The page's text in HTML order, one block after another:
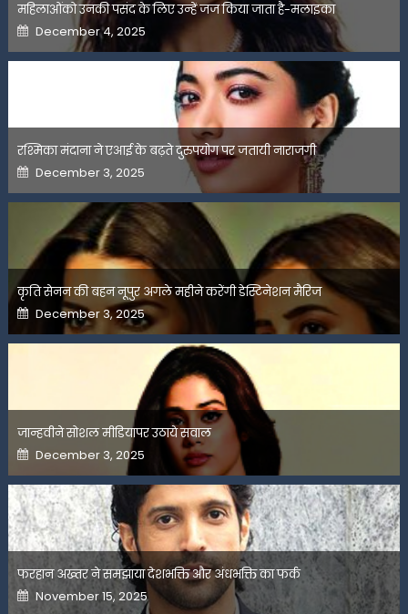
महिलाओंको उनकी पसंद के लिए उन्हें जज किया जाता है-मलाइका
Posted
on
December 4, 2025
रश्मिका मंदाना ने एआई के बढ़ते दुरुपयोग पर जतायी नाराजगी
Posted
on
December 3, 2025
कृति सेनन की बहन नूपुर अगले महीने करेंगी डेस्टिनेशन मैरिज
Posted
on
December 3, 2025
जान्हवीने सोशल मीडियापर उठाये सवाल
Posted
on
December 3, 2025
फरहान अख्तर ने समझाया देशभक्ति और अंधभक्ति का फर्क
Posted
on
November 15, 2025